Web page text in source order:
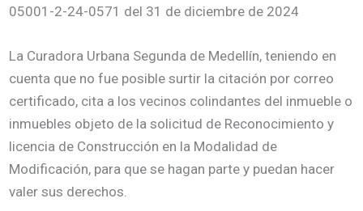
05001-2-24-0571 del 31 de diciembre de 2024
La Curadora Urbana Segunda de Medellín, teniendo en
cuenta que no fue posible surtir la citación por correo
certificado, cita a los vecinos colindantes del inmueble o
inmuebles objeto de la solicitud de Reconocimiento y
licencia de Construcción en la Modalidad de
Modificación, para que se hagan parte y puedan hacer
valer sus derechos.